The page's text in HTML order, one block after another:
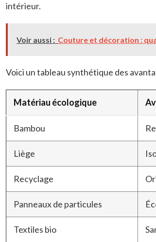
intérieur.
Voir aussi : Couture et décoration :
Voici un tableau synthétique des
Matériau écologique
Bambou
Liège
Recyclage
Panneaux de particules
Textiles bio